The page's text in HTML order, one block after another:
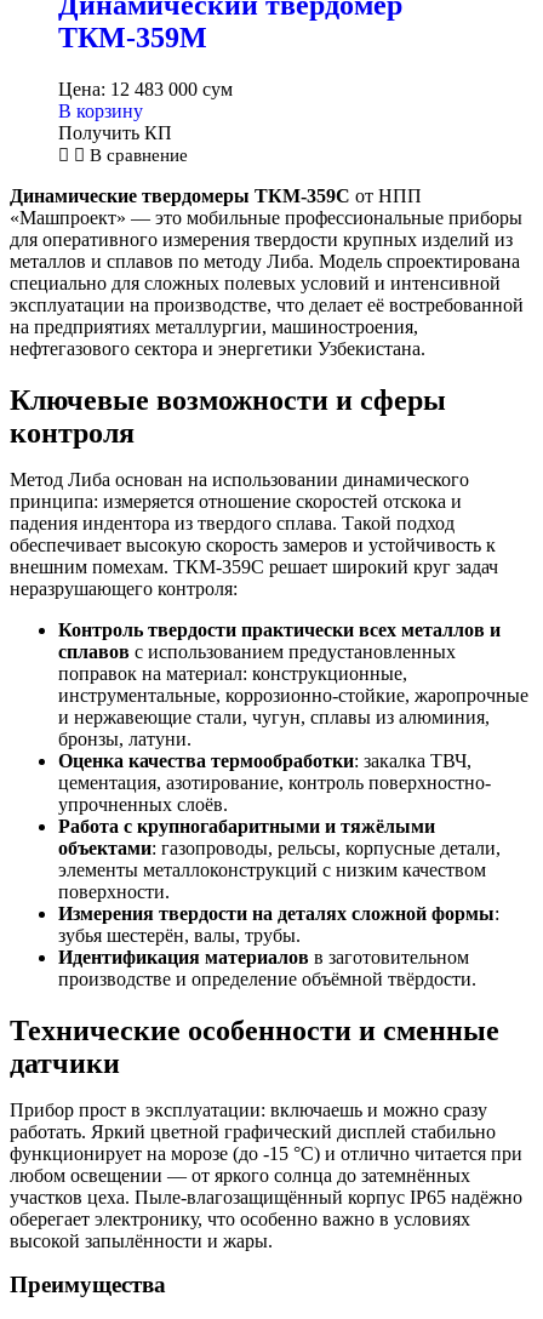
ТКМ-359М
Цена: 12 483 000 сум
В корзину
Получить КП
В сравнение
Динамические твердомеры ТКМ-359С от НПП
«Машпроект» — это мобильные профессиональные приборы
для оперативного измерения твердости крупных изделий из
металлов и сплавов по методу Либа. Модель спроектирована
специально для сложных полевых условий и интенсивной
эксплуатации на производстве, что делает её востребованной
на предприятиях металлургии, машиностроения,
нефтегазового сектора и энергетики Узбекистана.
Ключевые возможности и сферы
контроля
Метод Либа основан на использовании динамического
принципа: измеряется отношение скоростей отскока и
падения индентора из твердого сплава. Такой подход
обеспечивает высокую скорость замеров и устойчивость к
внешним помехам. ТКМ-359С решает широкий круг задач
неразрушающего контроля:
Контроль твердости практически всех металлов и
сплавов с использованием предустановленных
поправок на материал: конструкционные,
инструментальные, коррозионно-стойкие, жаропрочные
и нержавеющие стали, чугун, сплавы из алюминия,
бронзы, латуни.
Оценка качества термообработки: закалка ТВЧ,
цементация, азотирование, контроль поверхностно-
упрочненных слоёв.
Работа с крупногабаритными и тяжёлыми
объектами: газопроводы, рельсы, корпусные детали,
элементы металлоконструкций с низким качеством
поверхности.
Измерения твердости на деталях сложной формы:
зубья шестерён, валы, трубы.
Идентификация материалов в заготовительном
производстве и определение объёмной твёрдости.
Технические особенности и сменные
датчики
Прибор прост в эксплуатации: включаешь и можно сразу
работать. Яркий цветной графический дисплей стабильно
функционирует на морозе (до -15 °C) и отлично читается при
любом освещении — от яркого солнца до затемнённых
участков цеха. Пыле-влагозащищённый корпус IP65 надёжно
оберегает электронику, что особенно важно в условиях
высокой запылённости и жары.
Преимущества